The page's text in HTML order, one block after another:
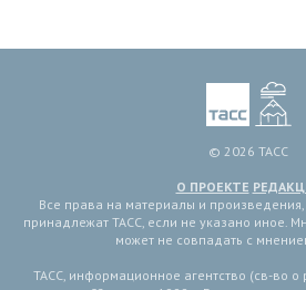
© 2026 ТАСС
О ПРОЕКТЕ
Все права на материалы и
принадлежат ТАСС, если не указано иное.
может не совпадать с
ТАСС, информационное агентство (св-во